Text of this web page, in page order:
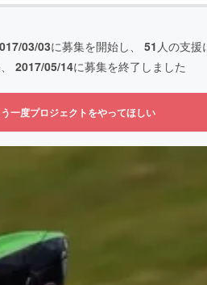
03/03に募集を開始し、 51 人の支援
2017/05/14に募集を終了しました
一度プロジェクトをやってほしい